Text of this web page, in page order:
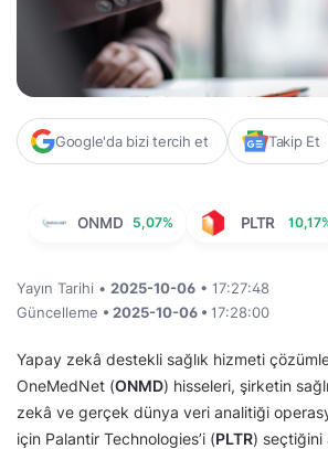
Google'da bizi tercih et Takip Et
ONMD 5,07% PLTR
Yayın Tarihi • 2025-10-06 • 17:27:48
Güncelleme • 2025-10-06 • 17:28:00
Yapay zekâ destekli sağlık hizmeti
OneMedNet (ONMD) hisseleri, şirketin
zekâ ve gerçek dünya veri analitiği
için Palantir Technologies’i (PLTR) seçtiğini